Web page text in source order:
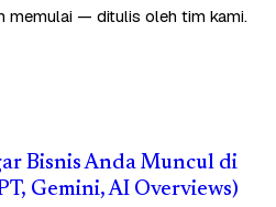
memulai — ditulis oleh tim kami.
Bisnis Anda Muncul di
Gemini, AI Overviews)